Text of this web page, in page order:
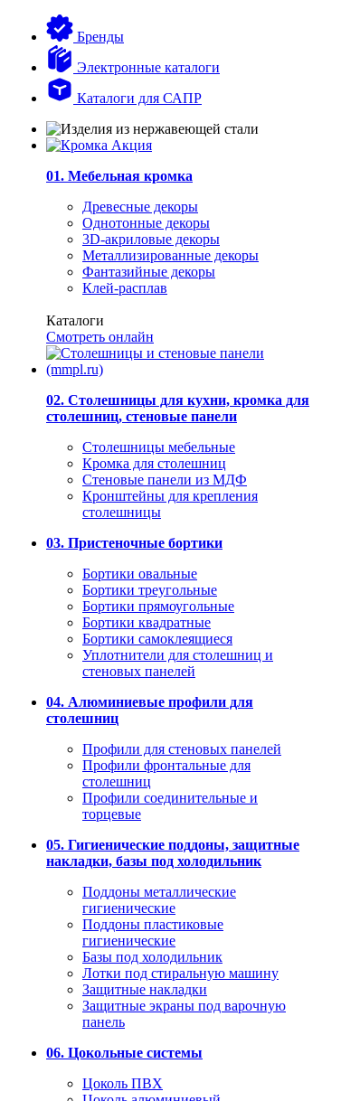
Бренды
Электронные каталоги
Каталоги для САПР
01. Мебельная кромка
Древесные декоры
Однотонные декоры
3D-акриловые декоры
Металлизированные декоры
Фантазийные декоры
Клей-расплав
Каталоги
Смотреть онлайн
02. Столешницы для кухни, кромка для
столешниц, стеновые панели
Столешницы мебельные
Кромка для столешниц
Стеновые панели из МДФ
Кронштейны для крепления
столешницы
03. Пристеночные бортики
Бортики овальные
Бортики треугольные
Бортики прямоугольные
Бортики квадратные
Бортики самоклеящиеся
Уплотнители для столешниц и
стеновых панелей
04. Алюминиевые профили для
столешниц
Профили для стеновых панелей
Профили фронтальные для
столешниц
Профили соединительные и
торцевые
05. Гигиенические поддоны, защитные
накладки, базы под холодильник
Поддоны металлические
гигиенические
Поддоны пластиковые
гигиенические
Базы под холодильник
Лотки под стиральную машину
Защитные накладки
Защитные экраны под варочную
панель
06. Цокольные системы
Цоколь ПВХ